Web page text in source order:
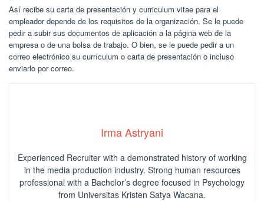
Así recibe su carta de presentación y curriculum vitae para el
empleador depende de los requisitos de la organización. Se le puede
pedir a subir sus documentos de aplicación a la página web de la
empresa o de una bolsa de trabajo. O bien, se le puede pedir a un
correo electrónico su currículum o carta de presentación o incluso
enviarlo por correo.
Irma Astryani
Experienced Recruiter with a demonstrated history of working
in the media production industry. Strong human resources
professional with a Bachelor’s degree focused in Psychology
from Universitas Kristen Satya Wacana.